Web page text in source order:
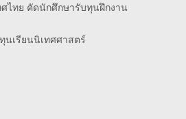
ศไทย คัดนักศึกษารับทุนฝึกงาน
นเรียนนิเทศศาสตร์